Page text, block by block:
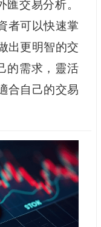
交易分析。
者可以快速掌
出更明智的交
的需求，靈活
合自己的交易